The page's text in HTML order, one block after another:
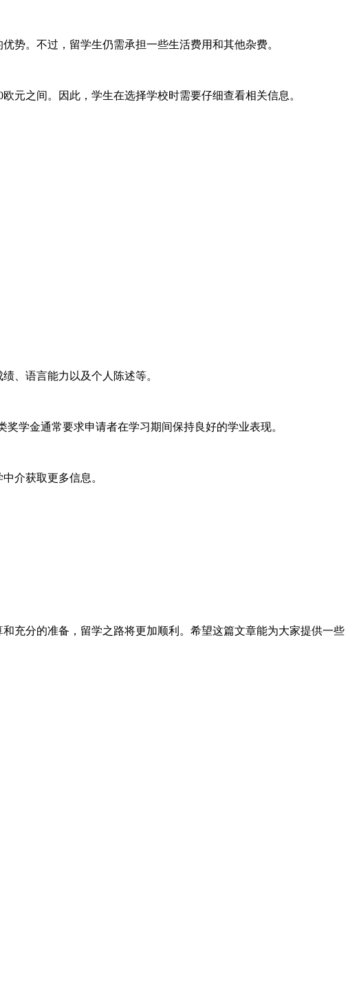
势。不过，留学生仍需承担一些生活费用和其他杂费。
元之间。因此，学生在选择学校时需要仔细查看相关信息。
、语言能力以及个人陈述等。
奖学金通常要求申请者在学习期间保持良好的学业表现。
介获取更多信息。
充分的准备，留学之路将更加顺利。希望这篇文章能为大家提供一些